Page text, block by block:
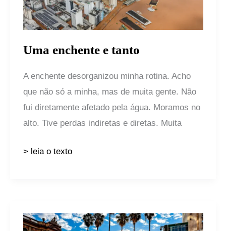
Uma enchente e tanto
A enchente desorganizou minha rotina. Acho
que não só a minha, mas de muita gente. Não
fui diretamente afetado pela água. Moramos no
alto. Tive perdas indiretas e diretas. Muita
> leia o texto
Obrigado,